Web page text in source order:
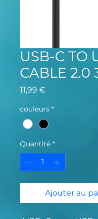
USB-C TO
CABLE 2.0
11,99 €
couleurs *
Quantité *
Ajouter au